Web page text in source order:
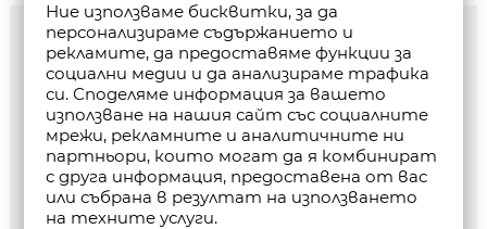
Ние използваме бисквитки, за да
персонализираме съдържанието и
рекламите, да предоставяме функции за
социални медии и да анализираме трафика
си. Споделяме информация за вашето
използване на нашия сайт със социалните
мрежи, рекламните и аналитичните ни
партньори, които могат да я комбинират
с друга информация, предоставена от вас
или събрана в резултат на използването
на техните услуги.